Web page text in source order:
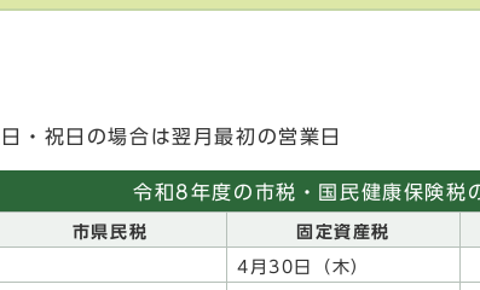
・祝日の場合は翌月最初の営業日
令和8年度の市税・国民健康保険税
市県民税 固定資産税
4月30日（木）